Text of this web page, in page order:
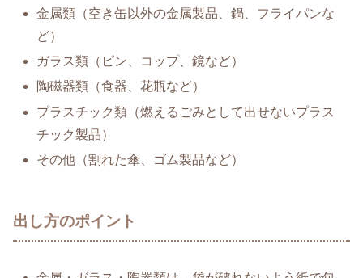
金属類（空き缶以外の金属製品、鍋、フライパンな
ど）
ガラス類（ビン、コップ、鏡など）
陶磁器類（食器、花瓶など）
プラスチック類（燃えるごみとして出せないプラス
チック製品）
その他（割れた傘、ゴム製品など）
出し方のポイント